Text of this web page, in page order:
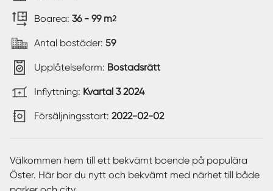
Boarea: 36 - 99 m2
Antal bostäder: 59
Upplåtelseform: Bostadsrätt
Inflyttning: Kvartal 3 2024
Försäljningsstart: 2022-02-02
Välkommen hem till ett bekvämt boende på populära
Öster. Här bor du nytt och bekvämt med närhet till både